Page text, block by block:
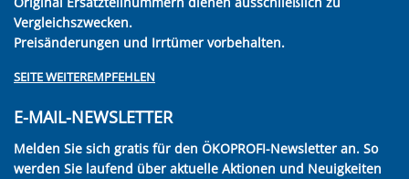
Vergleichszwecken.
Preisänderungen und Irrtümer vorbehalten.
SEITE WEITEREMPFEHLEN
E-MAIL-NEWSLETTER
Melden Sie sich gratis für den ÖKOPROFI-Newsletter an. So
werden Sie laufend über aktuelle Aktionen und Neuigkeiten